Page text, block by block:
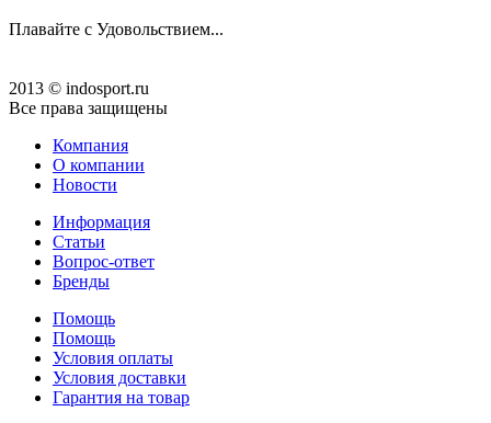
Плавайте с Удовольствием...
2013 © indosport.ru
Все права защищены
Компания
О компании
Новости
Информация
Статьи
Вопрос-ответ
Бренды
Помощь
Помощь
Условия оплаты
Условия доставки
Гарантия на товар